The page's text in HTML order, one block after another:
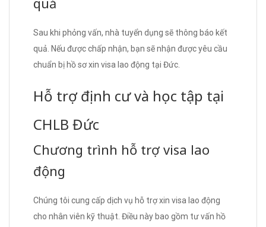
Sau khi phỏng vấn, nhà tuyển dụng sẽ thông báo kết
quả. Nếu được chấp nhận, bạn sẽ nhận được yêu cầu
chuẩn bị hồ sơ xin visa lao động tại Đức.
Hỗ trợ định cư và học tập tại
CHLB Đức
Chương trình hỗ trợ visa lao
động
Chúng tôi cung cấp dịch vụ hỗ trợ xin visa lao động
cho nhân viên kỹ thuật. Điều này bao gồm tư vấn hồ